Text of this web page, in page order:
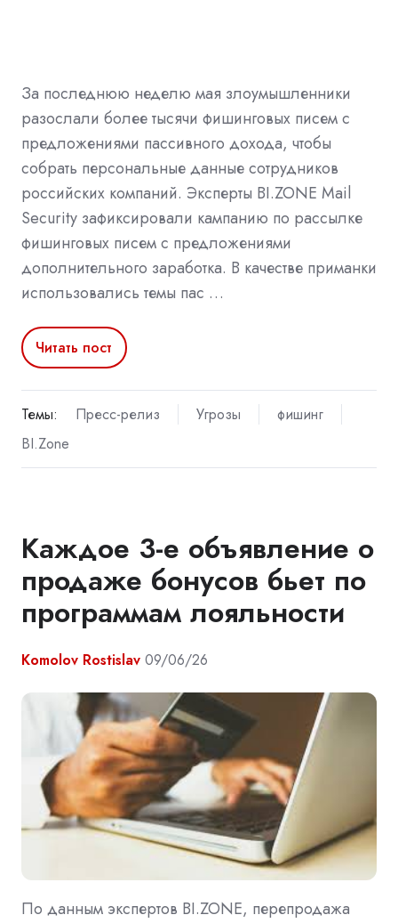
За последнюю неделю мая злоумышленники
разослали более тысячи фишинговых писем с
предложениями пассивного дохода, чтобы
собрать персональные данные сотрудников
российских компаний. Эксперты BI.ZONE Mail
Security зафиксировали кампанию по рассылке
фишинговых писем с предложениями
дополнительного заработка. В качестве приманки
использовались темы пас …
Читать пост
Темы: Пресс-релиз Угрозы
фишинг
BI.Zone
Каждое 3-е объявление о
продаже бонусов бьет по
программам лояльности
Komolov Rostislav 09/06/26
По данным экспертов BI.ZONE, перепродажа